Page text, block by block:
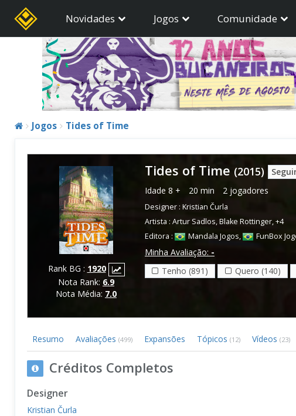
Novidades Jogos Comunidade
Jogos Tides of Time
Rank BG : 1920
Nota Rank: 6.9
Nota Média: 7.0
Tides of Time (2015)
Idade 8 + 20 min 2 jogadores
Designer : Kristian Čurla
Artista : Artur Sadlos,Blake Rottinger,+4
Editora :
Mandala Jogos, FunBox
Minha Avaliação: -
Tenho (891)
Quero (140)
Resumo Avaliações (499) Expansões Tópicos (12) Vídeos (23)
Créditos Completos
Designer
Kristian Čurla